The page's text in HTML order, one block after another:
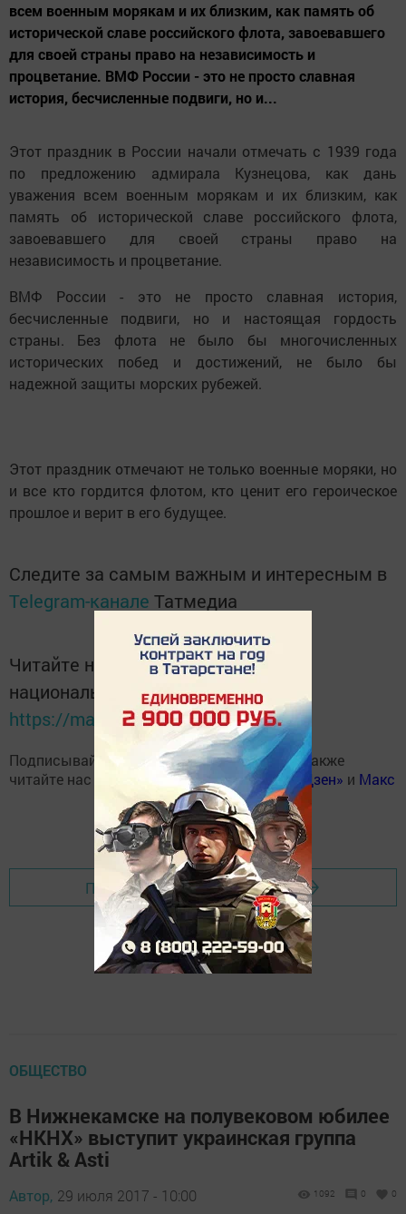
всем военным морякам и их близким, как память об
исторической славе российского флота, завоевавшего
для своей страны право на независимость и
процветание. ВМФ России - это не просто славная
история, бесчисленные подвиги, но и...
Этот праздник в России начали отмечать с 1939 года
по предложению адмирала Кузнецова, как дань
уважения всем военным морякам и их близким, как
память об исторической славе российского флота,
завоевавшего для своей страны право на
независимость и процветание.
ВМФ России - это не просто славная история,
бесчисленные подвиги, но и настоящая гордость
страны. Без флота не было бы многочисленных
исторических побед и достижений, не было бы
надежной защиты морских рубежей.
Этот праздник отмечают не только военные моряки, но
и все кто гордится флотом, кто ценит его героическое
прошлое и верит в его будущее.
Следите за самым важным и интересным в
Telegram-канале Татмедиа
Читайте новости Татарстана в
национальном мессенджере MАХ:
https://max.ru/tatmedia
Подписывайтесь на нашTelegram-канал , а также
читайте нас
,Одноклассниках , «Дзен» и Макс
Перейти на страницу новости
ОБЩЕСТВО
В Нижнекамске на полувековом юбилее
«НКНХ» выступит украинская группа
Artik & Asti
Автор, 29 июля 2017 - 10:00 1092 0 0